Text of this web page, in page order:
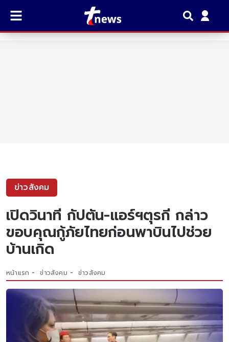
ข่าวสังคม
เปิดวินาที กัปตัน-แอร์ฯตุรกี กล่าว
ขอบคุณกู้ภัยไทยก่อนพาบินไปช่วย
บ้านเกิด
หน้าแรก ข่าวสังคม ข่าวสังคม